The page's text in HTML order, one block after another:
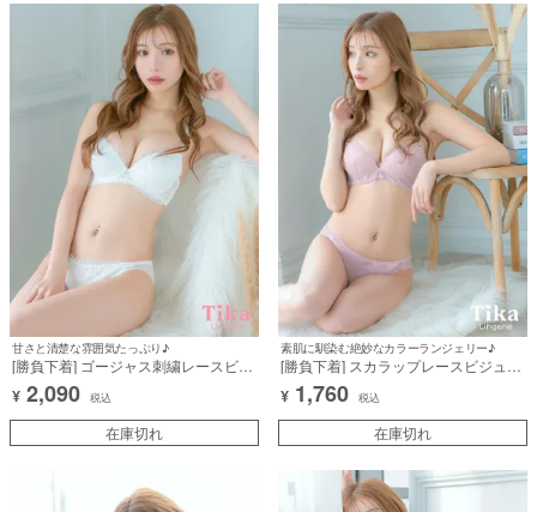
甘さと清楚な雰囲気たっぷり♪
[勝負下着] ゴージャス刺繍レースビジ
ューカップブラジャー＆ショーツ2点
セット
¥ 2,090 税込
在庫切れ
素肌に馴染む絶妙なカラーランジェリー♪
[勝負下着] スカラップレースビジュー
チャーム脇高カップブラジャー＆ショ
ーツ2点セット
¥ 1,760 税込
在庫切れ